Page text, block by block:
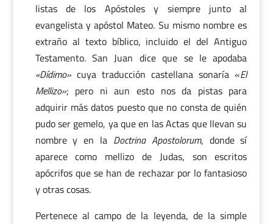
listas de los Apóstoles y siempre junto al
evangelista y apóstol Mateo. Su mismo nombre es
extraño al texto bíblico, incluido el del Antiguo
Testamento. San Juan dice que se le apodaba
«Dídimo»cuya traducción castellana sonaría «El
Mellizo»; pero ni aun esto nos da pistas para
adquirir más datos puesto que no consta de quién
pudo ser gemelo, ya que en las Actas que llevan su
nombre y en la Doctrina Apostolorum, donde sí
aparece como mellizo de Judas, son escritos
apócrifos que se han de rechazar por lo fantasioso
y otras cosas.
Pertenece al campo de la leyenda, de la simple